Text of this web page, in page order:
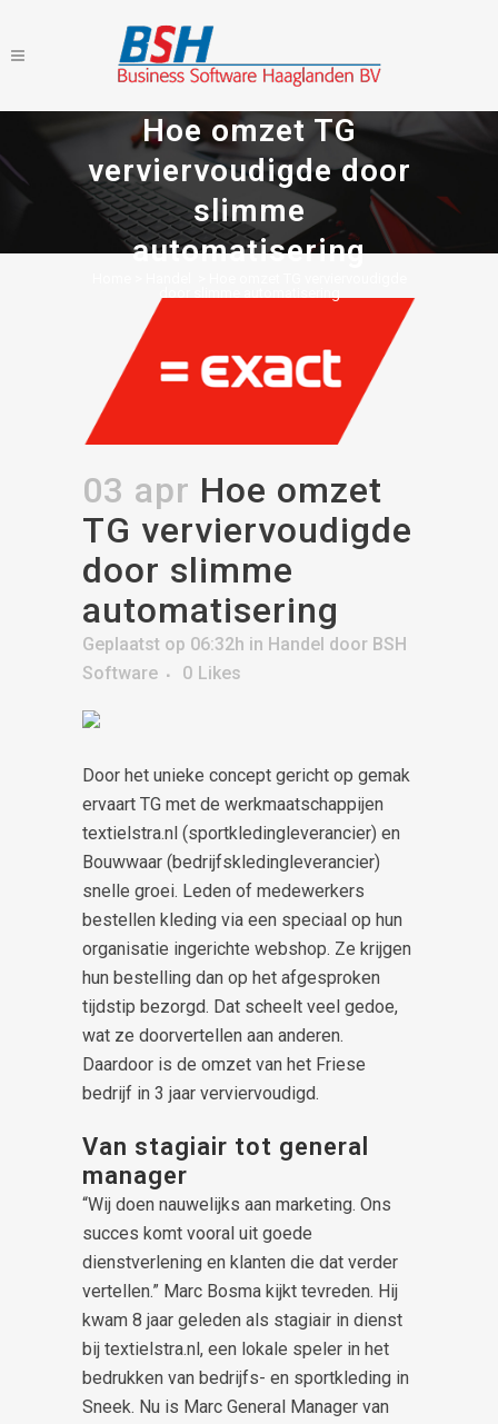
Hoe omzet TG
verviervoudigde door
slimme
automatisering
03 apr Hoe omzet
TG verviervoudigde
door slimme
automatisering
Geplaatst op 06:32h in Handel door BSH
Software
0 Likes
Door het unieke concept gericht op gemak
ervaart TG met de werkmaatschappijen
textielstra.nl (sportkledingleverancier) en
Bouwwaar (bedrijfskledingleverancier)
snelle groei. Leden of medewerkers
bestellen kleding via een speciaal op hun
organisatie ingerichte webshop. Ze krijgen
hun bestelling dan op het afgesproken
tijdstip bezorgd. Dat scheelt veel gedoe,
wat ze doorvertellen aan anderen.
Daardoor is de omzet van het Friese
bedrijf in 3 jaar verviervoudigd.
Van stagiair tot general
manager
“Wij doen nauwelijks aan marketing. Ons
succes komt vooral uit goede
dienstverlening en klanten die dat verder
vertellen.” Marc Bosma kijkt tevreden. Hij
kwam 8 jaar geleden als stagiair in dienst
bij textielstra.nl, een lokale speler in het
bedrukken van bedrijfs- en sportkleding in
Sneek. Nu is Marc General Manager van